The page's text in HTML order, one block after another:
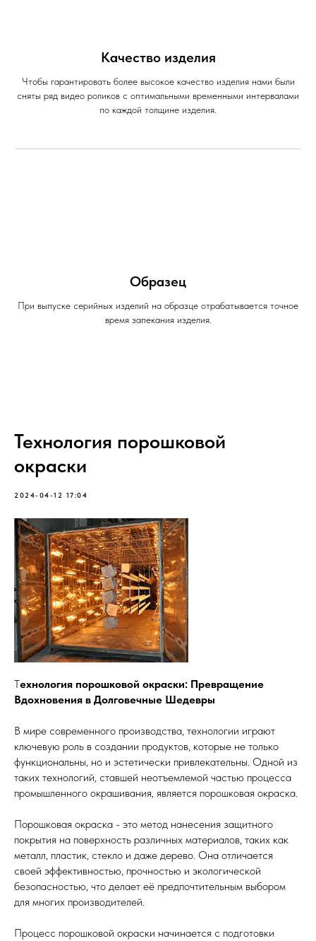
Качество изделия
Чтобы гарантировать более высокое качество изделия нами были
сняты ряд видео роликов с оптимальными временными интервалами
по каждой толщине изделия.
Образец
При выпуске серийных изделий на образце отрабатывается точное
время запекания изделия.
Технология порошковой
окраски
2024-04-12 17:04
Технология порошковой окраски: Превращение
Вдохновения в Долговечные Шедевры
В мире современного производства, технологии играют
ключевую роль в создании продуктов, которые не только
функциональны, но и эстетически привлекательны. Одной из
таких технологий, ставшей неотъемлемой частью процесса
промышленного окрашивания, является порошковая окраска.
Порошковая окраска - это метод нанесения защитного
покрытия на поверхность различных материалов, таких как
металл, пластик, стекло и даже дерево. Она отличается
своей эффективностью, прочностью и экологической
безопасностью, что делает её предпочтительным выбором
для многих производителей.
Процесс порошковой окраски начинается с подготовки